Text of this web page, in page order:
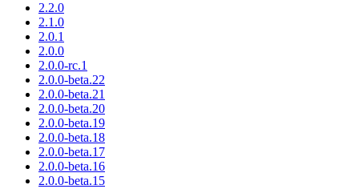
2.2.0
2.1.0
2.0.1
2.0.0
2.0.0-rc.1
2.0.0-beta.22
2.0.0-beta.21
2.0.0-beta.20
2.0.0-beta.19
2.0.0-beta.18
2.0.0-beta.17
2.0.0-beta.16
2.0.0-beta.15